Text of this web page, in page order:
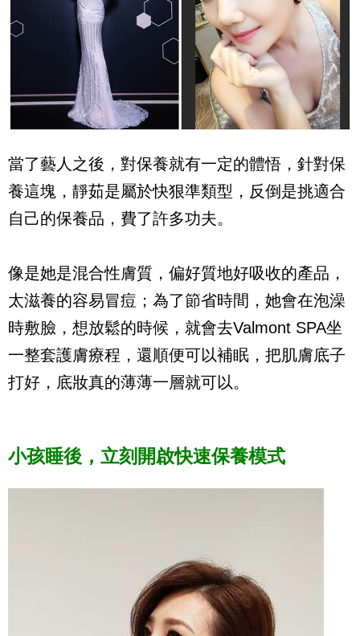
當了藝人之後，對保養就有一定的體悟，針對保
養這塊，靜茹是屬於快狠準類型，反倒是挑適合
自己的保養品，費了許多功夫。
像是她是混合性膚質，偏好質地好吸收的產品，
太滋養的容易冒痘；為了節省時間，她會在泡澡
時敷臉，想放鬆的時候，就會去Valmont SPA坐
一整套護膚療程，還順便可以補眠，把肌膚底子
打好，底妝真的薄薄一層就可以。
小孩睡後，立刻開啟快速保養模式